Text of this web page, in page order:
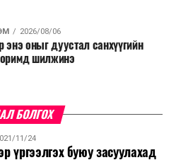
2026/08/06
энэ оныг дуустал санхүүгийн
шилжинэ
БОЛГОХ
11/24
үргээлгэх буюу засуулахад